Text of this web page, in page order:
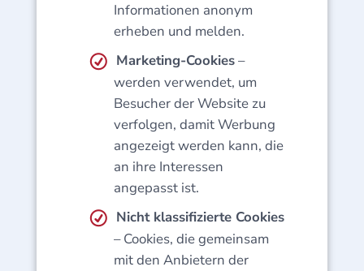
Informationen anonym
erheben und melden.
Marketing-Cookies–
werden verwendet, um
Besucher der Website zu
verfolgen, damit Werbung
angezeigt werden kann, die
an ihre Interessen
angepasst ist.
Nicht klassifizierte Cookies
– Cookies, die gemeinsam
mit den Anbietern der